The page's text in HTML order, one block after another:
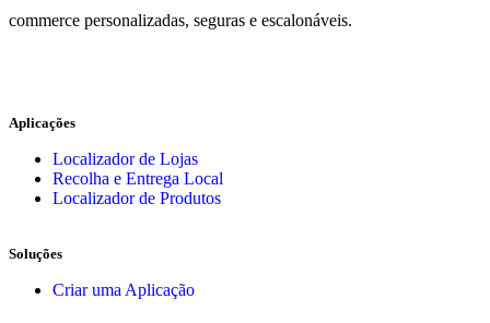
commerce personalizadas, seguras e escalonáveis.
Aplicações
Localizador de Lojas
Recolha e Entrega Local
Localizador de Produtos
Soluções
Criar uma Aplicação